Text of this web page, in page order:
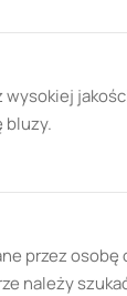
bluzy.
przez
należy